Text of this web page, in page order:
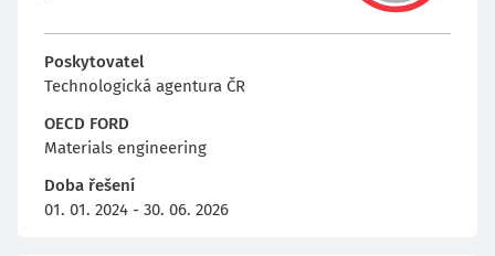
Poskytovatel
Technologická agentura ČR
OECD FORD
Materials engineering
Doba řešení
01. 01. 2024 - 30. 06. 2026